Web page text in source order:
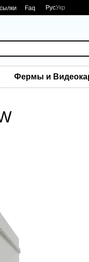
Faq РусУкр
Фермы и